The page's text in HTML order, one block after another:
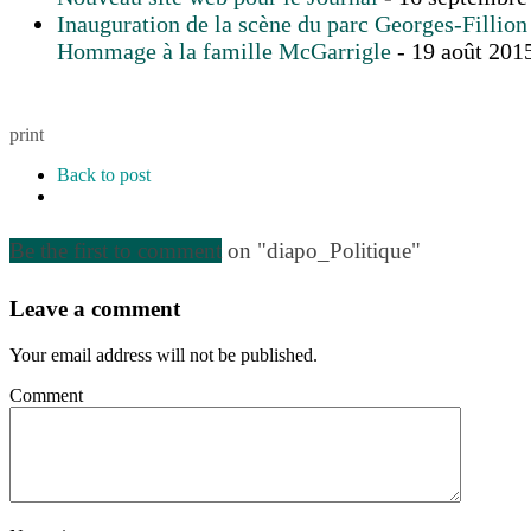
Inauguration de la scène du parc Georges-Fillion
Hommage à la famille McGarrigle - 19 août
print
Back to post
Be the first to comment on "diapo_Politique"
Leave a comment
Your email address will not be published.
Comment